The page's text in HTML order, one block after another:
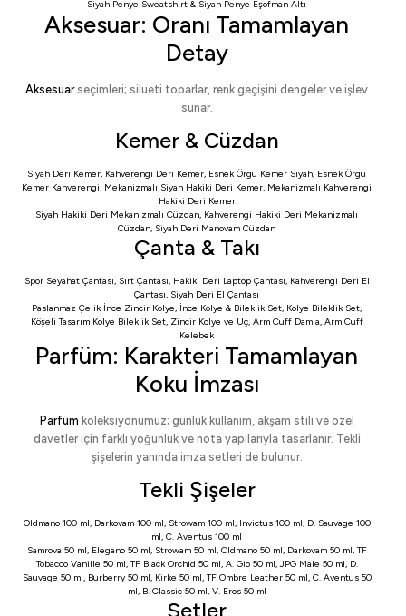
Siyah Penye Sweatshirt & Siyah Penye Eşofman Altı
Aksesuar: Oranı Tamamlayan
Detay
Aksesuarseçimleri; silueti toparlar, renk geçişini dengeler ve işlev
sunar.
Kemer & Cüzdan
Siyah Deri Kemer, Kahverengi Deri Kemer, Esnek Örgü Kemer Siyah, Esnek Örgü
Kemer Kahverengi, Mekanizmalı Siyah Hakiki Deri Kemer, Mekanizmalı Kahverengi
Hakiki Deri Kemer
Siyah Hakiki Deri Mekanizmalı Cüzdan, Kahverengi Hakiki Deri Mekanizmalı
Cüzdan, Siyah Deri Manovam Cüzdan
Çanta & Takı
Spor Seyahat Çantası, Sırt Çantası, Hakiki Deri Laptop Çantası, Kahverengi Deri El
Çantası, Siyah Deri El Çantası
Paslanmaz Çelik İnce Zincir Kolye, İnce Kolye & Bileklik Set, Kolye Bileklik Set,
Köşeli Tasarım Kolye Bileklik Set, Zincir Kolye ve Uç, Arm Cuff Damla, Arm Cuff
Kelebek
Parfüm: Karakteri Tamamlayan
Koku İmzası
Parfüm koleksiyonumuz; günlük kullanım, akşam stili ve özel
davetler için farklı yoğunluk ve nota yapılarıyla tasarlanır. Tekli
şişelerin yanında imza setleri de bulunur.
Tekli Şişeler
Oldmano 100 ml, Darkovam 100 ml, Strowam 100 ml, Invictus 100 ml, D. Sauvage 100
ml, C. Aventus 100 ml
Samrova 50 ml, Elegano 50 ml, Strowam 50 ml, Oldmano 50 ml, Darkovam 50 ml,TF
Tobacco Vanille 50 ml,TF Black Orchid 50 ml, A. Gio 50 ml,JPG Male 50 ml, D.
Sauvage 50 ml, Burberry 50 ml, Kirke 50 ml,TF Ombre Leather 50 ml, C. Aventus 50
ml, B. Classic 50 ml, V. Eros 50 ml
Setler